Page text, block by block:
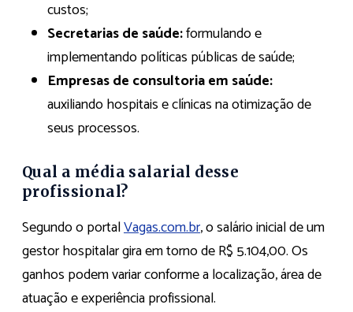
custos;
Secretarias de saúde:formulando e
implementando políticas públicas de saúde;
Empresas de consultoria em saúde:
auxiliando hospitais e clínicas na otimização de
seus processos.
Qual a média salarial desse
profissional?
Segundo o portalVagas.com.br, o salário inicial de um
gestor hospitalar gira em torno de R$ 5.104,00. Os
ganhos podem variar conforme a localização, área de
atuação e experiência profissional.